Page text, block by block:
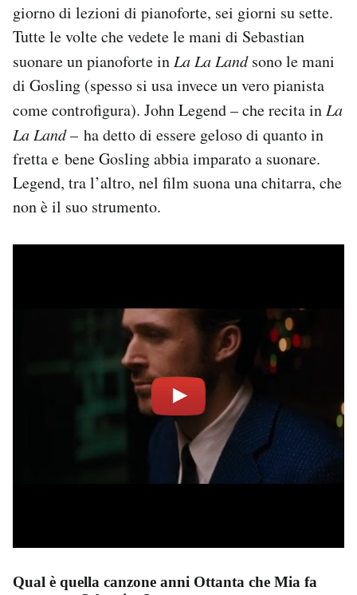
giorno di lezioni di pianoforte, sei giorni su sette.
Tutte le volte che vedete le mani di Sebastian
suonare un pianoforte in La La Landsono le mani
di Gosling (spesso si usa invece un vero pianista
come controfigura). John Legend – che recita in La
La Land– ha detto di essere geloso di quanto in
fretta e bene Gosling abbia imparato a suonare.
Legend, tra l’altro, nel film suona una chitarra, che
non è il suo strumento.
Qual è quella canzone anni Ottanta che Mia fa